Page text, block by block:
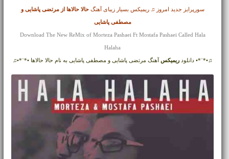
سورپرایز جدید امروز ♫ ریمیکس بسیار زیبای آهنگحالا حالاها ازمرتضی پاشایی و
مصطفی پاشایی
Download The New ReMix of Morteza Pashaei Ft Mostafa Pashaei Called Hala
Halaha
♫•*¨*• دانلود ریمیکسآهنگ مرتضی پاشایی و مصطفی پاشایی به نام حالا حالاها •*¨*•♫